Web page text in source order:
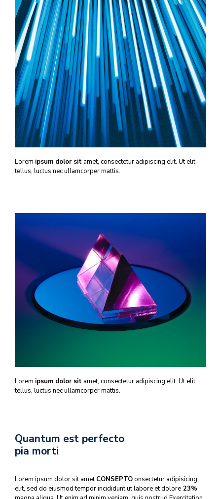
Lorem ipsum dolor sit amet, consectetur adipiscing elit. Ut elit
tellus, luctus nec ullamcorper mattis.
Lorem ipsum dolor sit amet, consectetur adipiscing elit. Ut elit
tellus, luctus nec ullamcorper mattis.
Quantum est perfecto
pia morti
Lorem ipsum dolor sit ametCONSEPTOonsectetur adipisicing
elit, sed do eiusmod tempor incididunt ut labore et dolore 23%